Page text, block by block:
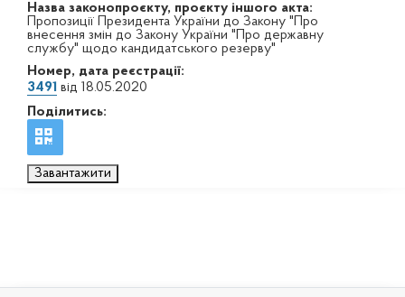
Назва законопроєкту, проєкту іншого акта:
Пропозиції Президента України до Закону "Про
внесення змін до Закону України "Про державну
службу" щодо кандидатського резерву"
Номер, дата реєстрації:
3491 від 18.05.2020
Поділитись:
Завантажити